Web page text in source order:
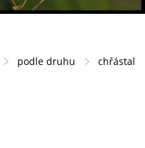
podle druhu
chřástal